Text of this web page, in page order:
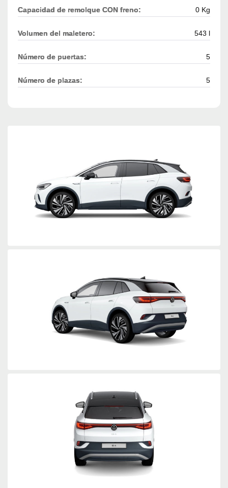
Capacidad de remolque CON freno: 0 Kg
Volumen del maletero: 543 l
Número de puertas: 5
Número de plazas: 5